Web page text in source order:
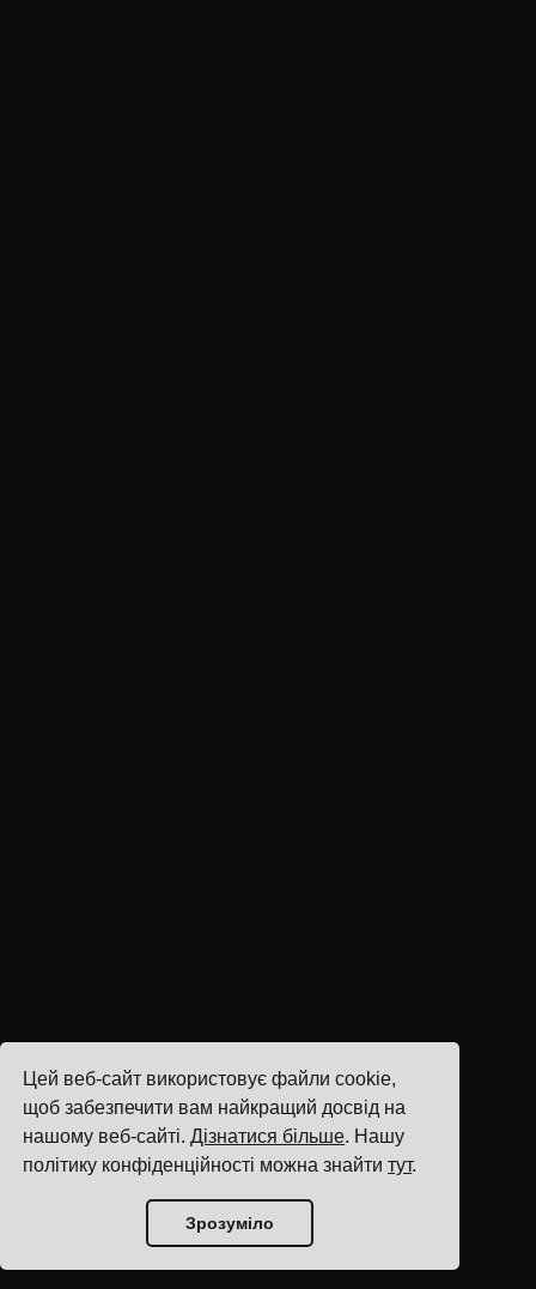
Цей веб-сайт використовує файли cookie,
щоб забезпечити вам найкращий досвід на
нашому веб-сайті.Дізнатися більше. Нашу
політику конфіденційності можна знайтитут.
Зрозуміло